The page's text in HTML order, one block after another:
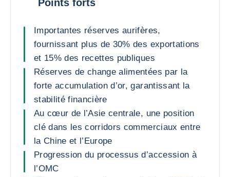
Points forts
Importantes réserves aurifères,
fournissant plus de 30% des exportations
et 15% des recettes publiques
Réserves de change alimentées par la
forte accumulation d’or, garantissant la
stabilité financière
Au cœur de l’Asie centrale, une position
clé dans les corridors commerciaux entre
la Chine et l’Europe
Progression du processus d’accession à
l’OMC